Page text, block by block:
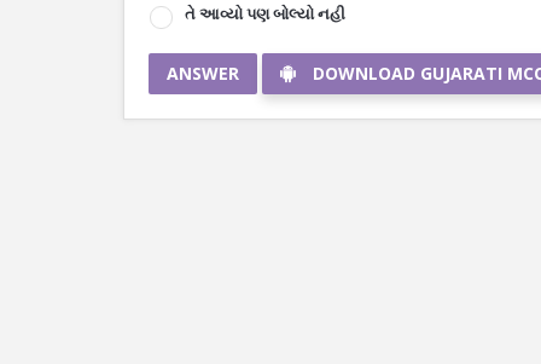
તે આવ્યો પણ બોલ્યો નહી
ANSWER DOWNLOAD GUJARATI